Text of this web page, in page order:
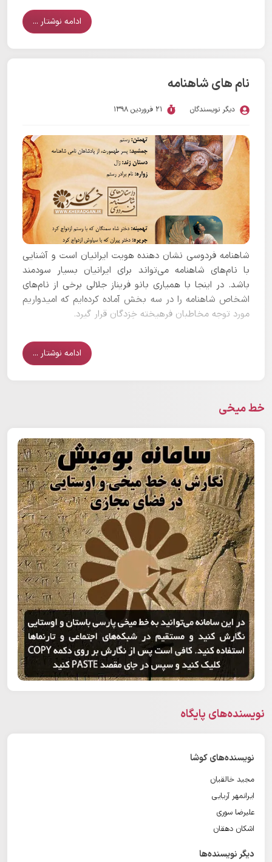
ادامه نوشتار ...
نام های شاهنامه
دیگر نویسندگان 21 فروردین 1398
شاهنامه فردوسی نشان دهنده هویت ایرانیان است و آشنایی
با نام‌های شاهنامه می‌تواند برای ایرانیان بسیار سودمند
باشد. در اینجا با همیاری بانو فریناز جلالی برخی از نام‌های
اشخاص شاهنامه را در سه بخش آماده کرده‌ایم که امیدواریم
مورد توجه مخاطبان فرهیخته خِرَدگان قرار گیرد.
ادامه نوشتار ...
خط میخی
نویسنده‌های پایگاه
نویسنده‌های کوشا
مجید خالقیان
ایرانمهر آریایی
علیرضا سوری
اشکان دهقان
دیگر نویسنده‌ها